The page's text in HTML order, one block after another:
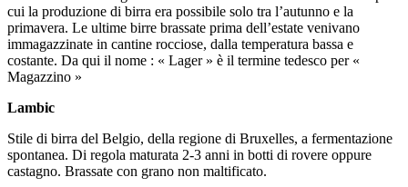
cui la produzione di birra era possibile solo tra l’autunno e la
primavera. Le ultime birre brassate prima dell’estate venivano
immagazzinate in cantine rocciose, dalla temperatura bassa e
costante. Da qui il nome : « Lager » è il termine tedesco per «
Magazzino »
Lambic
Stile di birra del Belgio, della regione di Bruxelles, a fermentazione
spontanea. Di regola maturata 2-3 anni in botti di rovere oppure
castagno. Brassate con grano non maltificato.